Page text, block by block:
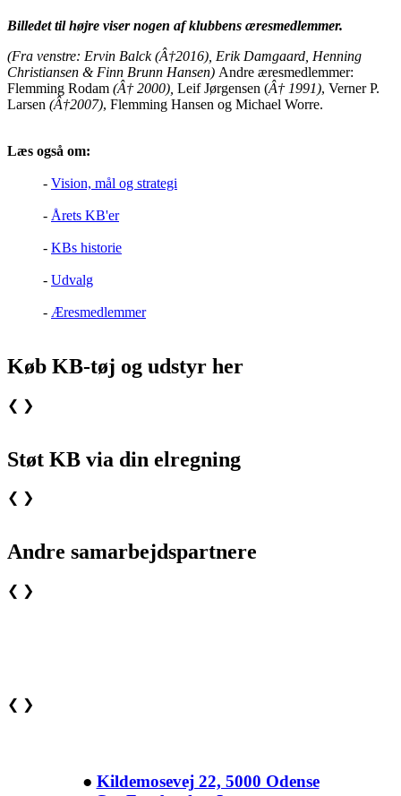
Billedet til højre viser nogen af klubbens æresmedlemmer.
(Fra venstre: Ervin Balck(Â†2016) , Erik Damgaard, Henning
Christiansen & Finn Brunn Hansen) Andre æresmedlemmer:
Flemming Rodam (Â† 2000), Leif Jørgensen (Â† 1991), Verner P.
Larsen (Â†2007), Flemming Hansen og Michael Worre.
Læs også om:
- Vision, mål og strategi
- Årets KB'er
- KBs historie
- Udvalg
- Æresmedlemmer
Køb KB-tøj og udstyr her
❮ ❯
Støt KB via din elregning
❮ ❯
Andre samarbejdspartnere
❮ ❯
❮ ❯
● Kildemosevej 22, 5000 Odense